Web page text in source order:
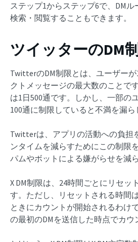
ステップ1からステップ6で、DM
検索・閲覧することもできます。
ツイッターのDM
TwitterのDM制限とは、ユーザー
クトメッセージの最大数のことで
は1日500通です。しかし、一部の
100通に制限していると不満を漏ら
Twitterは、アプリの活動への負担
ンタイムを減らすためにこの制限
パムやボットによる嫌がらせを減
X DM制限は、24時間ごとにリセッ
す。ただし、リセットされる時間
ときにカウントが開始されるわけ
の最初のDMを送信した時点でカウ